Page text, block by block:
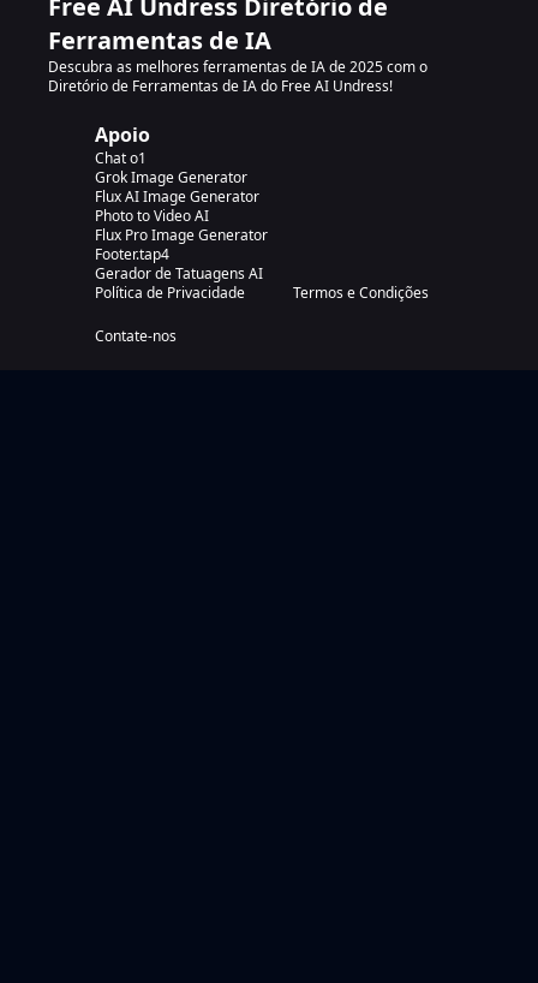
Free AI Undress Diretório de
Ferramentas de IA
Descubra as melhores ferramentas de IA de 2025 com o
Diretório de Ferramentas de IA do Free AI Undress!
Apoio
Chat o1
Grok Image Generator
Flux AI Image Generator
Photo to Video AI
Flux Pro Image Generator
Footer.tap4
Gerador de Tatuagens AI
Política de Privacidade
Termos e Condições
Contate-nos